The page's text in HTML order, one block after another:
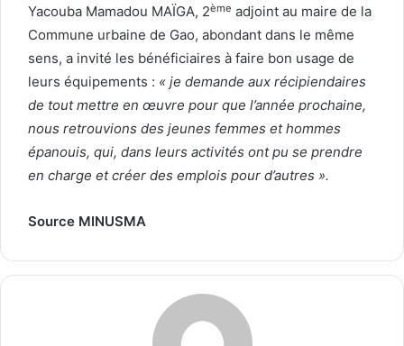
Yacouba Mamadou MAÏGA, 2ème adjoint au maire de la
Commune urbaine de Gao, abondant dans le même
sens, a invité les bénéficiaires à faire bon usage de
leurs équipements : « je demande aux récipiendaires
de tout mettre en œuvre pour que l’année prochaine,
nous retrouvions des jeunes femmes et hommes
épanouis, qui, dans leurs activités ont pu se prendre
en charge et créer des emplois pour d’autres ».
Source MINUSMA